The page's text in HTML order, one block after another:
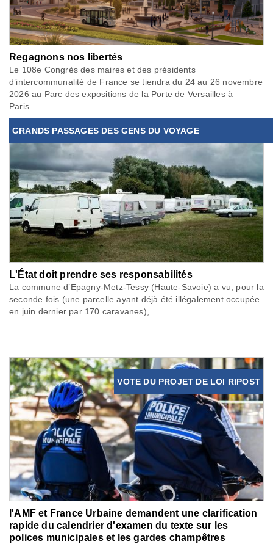
Regagnons nos libertés
Le 108e Congrès des maires et des présidents
d’intercommunalité de France se tiendra du 24 au 26 novembre
2026 au Parc des expositions de la Porte de Versailles à
Paris....
GRANDS PASSAGES DES GENS DU VOYAGE
L'État doit prendre ses responsabilités
La commune d’Epagny-Metz-Tessy (Haute-Savoie) a vu, pour la
seconde fois (une parcelle ayant déjà été illégalement occupée
en juin dernier par 170 caravanes),...
VOTE DU PROJET DE LOI RIPOST
l'AMF et France Urbaine demandent une clarification
rapide du calendrier d'examen du texte sur les
polices municipales et les gardes champêtres